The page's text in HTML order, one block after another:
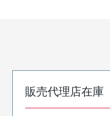
販売代理店在庫